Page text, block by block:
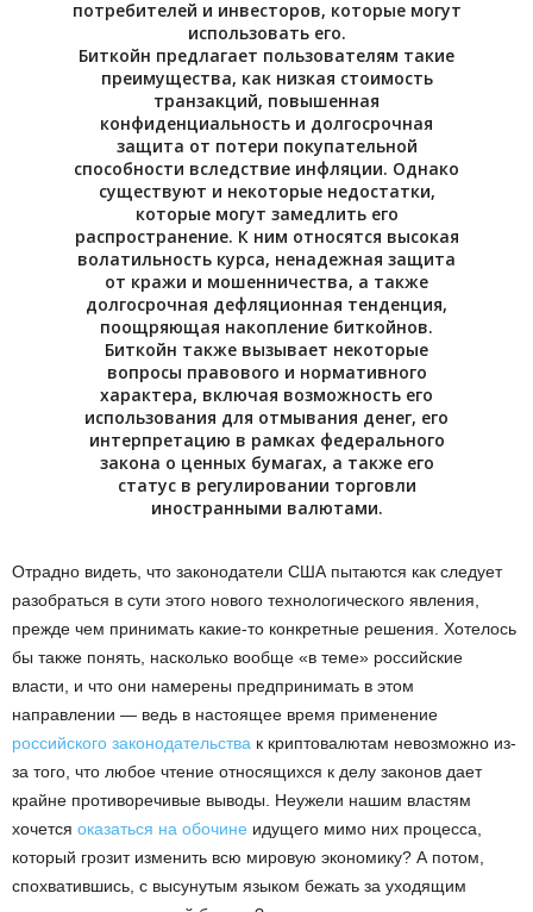
потребителей и инвесторов, которые могут
использовать его.
Биткойн предлагает пользователям такие
преимущества, как низкая стоимость
транзакций, повышенная
конфиденциальность и долгосрочная
защита от потери покупательной
способности вследствие инфляции. Однако
существуют и некоторые недостатки,
которые могут замедлить его
распространение. К ним относятся высокая
волатильность курса, ненадежная защита
от кражи и мошенничества, а также
долгосрочная дефляционная тенденция,
поощряющая накопление биткойнов.
Биткойн также вызывает некоторые
вопросы правового и нормативного
характера, включая возможность его
использования для отмывания денег, его
интерпретацию в рамках федерального
закона о ценных бумагах, а также его
статус в регулировании торговли
иностранными валютами.
Отрадно видеть, что законодатели США пытаются как следует
разобраться в сути этого нового технологического явления,
прежде чем принимать какие-то конкретные решения. Хотелось
бы также понять, насколько вообще «в теме» российские
власти, и что они намерены предпринимать в этом
направлении — ведь в настоящее время применение
российского законодательства к криптовалютам невозможно из-
за того, что любое чтение относящихся к делу законов дает
крайне противоречивые выводы. Неужели нашим властям
хочется оказаться на обочине идущего мимо них процесса,
который грозит изменить всю мировую экономику? А потом,
спохватившись, с высунутым языком бежать за уходящим